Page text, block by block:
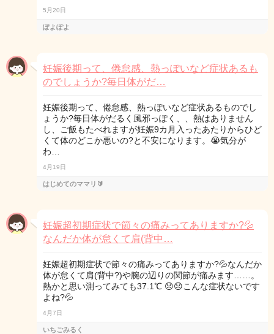
5月20日
ぽよぽよ
妊娠後期って、倦怠感、熱っぽいなど症状あるも
のでしょうか?毎日体がだ…
妊娠後期って、倦怠感、熱っぽいなど症状あるものでし
ょうか?毎日体がだるく風邪っぽく、、熱はありません
し、ご飯もたべれますが妊娠9カ月入ったあたりからひど
くて体のどこか悪いの?と不安になります。😭気分が
わ…
4月19日
はじめてのママリ🔰
妊娠超初期症状で節々の痛みってありますか?💦
なんだか体が怠くて肩(背中…
妊娠超初期症状で節々の痛みってありますか?💦なんだか
体が怠くて肩(背中?)や腕の辺りの関節が痛みます……。
熱かと思い測ってみても37.1℃ 😞😞こんな症状ないです
よね?💦
4月7日
いちごみるく